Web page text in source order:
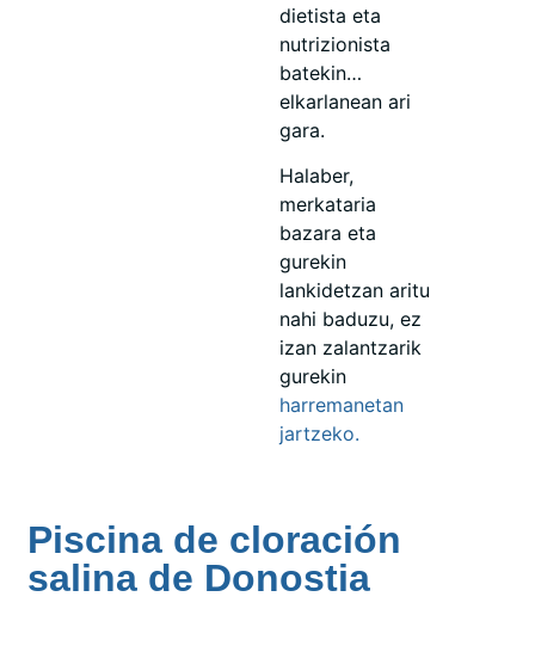
dietista eta
nutrizionista
batekin…
elkarlanean ari
gara.
Halaber,
merkataria
bazara eta
gurekin
lankidetzan aritu
nahi baduzu, ez
izan zalantzarik
gurekin
harremanetan
jartzeko.
Piscina de cloración
salina de Donostia